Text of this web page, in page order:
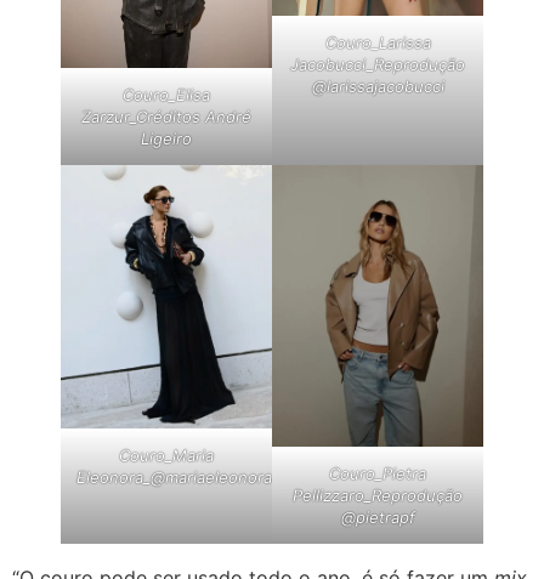
Couro_Elisa
Zarzur_Créditos André
Ligeiro
Couro_Larissa
Jacobucci_Reprodução
@larissajacobucci
Couro_Maria
Eleonora_@mariaeleonorachagas
Couro_Pietra
Pellizzaro_Reprodução
@pietrapf